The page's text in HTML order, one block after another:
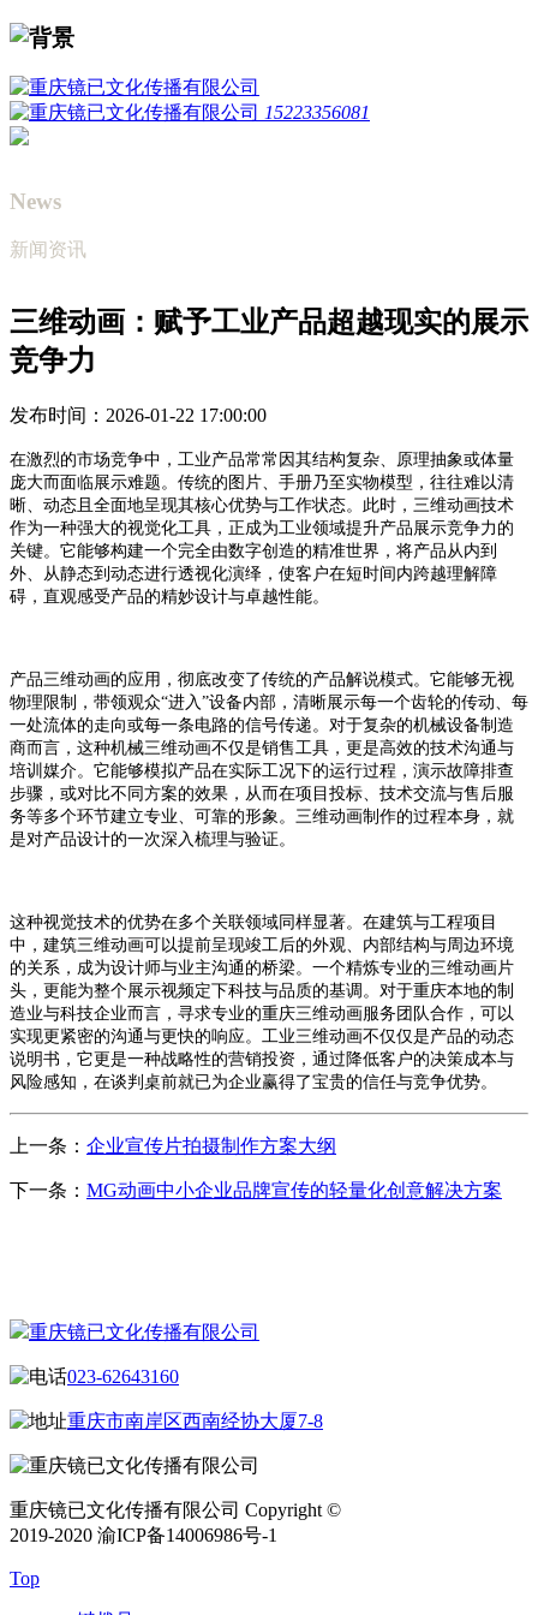
15223356081
News
新闻资讯
三维动画：赋予工业产品超越现实的展示
竞争力
发布时间：2026-01-22 17:00:00
在激烈的市场竞争中，工业产品常常因其结构复杂、原理抽象或体量
庞大而面临展示难题。传统的图片、手册乃至实物模型，往往难以清
晰、动态且全面地呈现其核心优势与工作状态。此时，三维动画技术
作为一种强大的视觉化工具，正成为工业领域提升产品展示竞争力的
关键。它能够构建一个完全由数字创造的精准世界，将产品从内到
外、从静态到动态进行透视化演绎，使客户在短时间内跨越理解障
碍，直观感受产品的精妙设计与卓越性能。
产品三维动画的应用，彻底改变了传统的产品解说模式。它能够无视
物理限制，带领观众“进入”设备内部，清晰展示每一个齿轮的传动、每
一处流体的走向或每一条电路的信号传递。对于复杂的机械设备制造
商而言，这种机械三维动画不仅是销售工具，更是高效的技术沟通与
培训媒介。它能够模拟产品在实际工况下的运行过程，演示故障排查
步骤，或对比不同方案的效果，从而在项目投标、技术交流与售后服
务等多个环节建立专业、可靠的形象。三维动画制作的过程本身，就
是对产品设计的一次深入梳理与验证。
这种视觉技术的优势在多个关联领域同样显著。在建筑与工程项目
中，建筑三维动画可以提前呈现竣工后的外观、内部结构与周边环境
的关系，成为设计师与业主沟通的桥梁。一个精炼专业的三维动画片
头，更能为整个展示视频定下科技与品质的基调。对于重庆本地的制
造业与科技企业而言，寻求专业的重庆三维动画服务团队合作，可以
实现更紧密的沟通与更快的响应。工业三维动画不仅仅是产品的动态
说明书，它更是一种战略性的营销投资，通过降低客户的决策成本与
风险感知，在谈判桌前就已为企业赢得了宝贵的信任与竞争优势。
上一条： 企业宣传片拍摄制作方案大纲
下一条： MG动画中小企业品牌宣传的轻量化创意解决方案
重庆镜已文化传播有限公司
023-62643160
重庆市南岸区西南经协大厦7-8
重庆镜已文化传播有限公司 Copyright ©
2019-2020 渝ICP备14006986号-1
Top